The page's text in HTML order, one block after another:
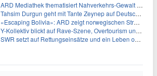
ARD Mediathek thematisiert Nahverkehrs-Gewalt und Soldatinnen
Tahsim Durgun geht mit Tante Zeynep auf Deutschlandreise
«Escaping Bolivia»: ARD zeigt norwegischen Streaminghit
Y-Kollektiv blickt auf Rave-Szene, Overtourism und Pokémon-Kult
SWR setzt auf Rettungseinsätze und ein Leben ohne Smartphone